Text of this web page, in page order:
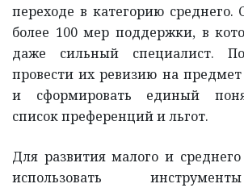
переходе в категорию среднего.
более 100 мер поддержки, в
даже сильный специалист.
провести их ревизию на
и сформировать единый
список преференций и льгот.
Для развития малого и
использовать